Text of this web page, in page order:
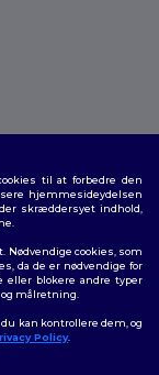
til at forbedre den
hjemmesideydelsen
skræddersyet indhold,
cookies, som
da de er nødvendige for
blokere andre typer
målretning.
kan kontrollere dem, og
Policy.